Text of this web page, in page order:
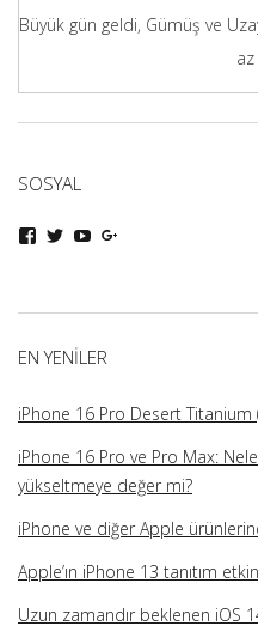
Büyük gün geldi, Gümüş ve
az
SOSYAL
iphoneturka
profilini
iphoneturka
profilini
iphoneturka
profiliniprofilini
EN YENILER
iPhone 16 Pro Desert Titanium
iPhone 16 Pro ve Pro Max:
yükseltmeye değer mi?
iPhone ve diğer Apple
Apple’ın iPhone 13 tanıtım
Uzun zamandır beklenen iOS